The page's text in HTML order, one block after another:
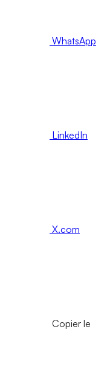
WhatsApp
LinkedIn
X.com
Copier le